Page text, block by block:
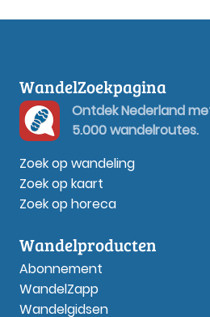
WandelZoekpagina
Ontdek Nederland
5.000 wandelroutes.
Zoek op wandeling
Zoek op kaart
Zoek op horeca
Wandelproducten
Abonnement
WandelZapp
Wandelgidsen